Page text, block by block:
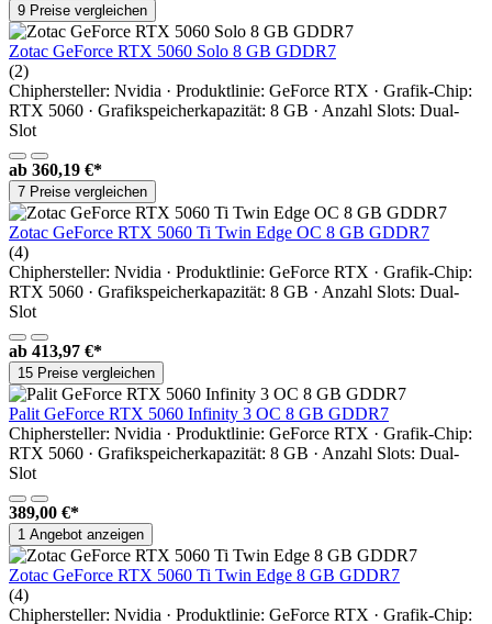
9 Preise vergleichen
Zotac GeForce RTX 5060 Solo 8 GB GDDR7
(2)
Chiphersteller: Nvidia · Produktlinie: GeForce RTX · Grafik-Chip:
RTX 5060 · Grafikspeicherkapazität: 8 GB · Anzahl Slots: Dual-
Slot
ab 360,19 €*
7 Preise vergleichen
Zotac GeForce RTX 5060 Ti Twin Edge OC 8 GB GDDR7
(4)
Chiphersteller: Nvidia · Produktlinie: GeForce RTX · Grafik-Chip:
RTX 5060 · Grafikspeicherkapazität: 8 GB · Anzahl Slots: Dual-
Slot
ab 413,97 €*
15 Preise vergleichen
Palit GeForce RTX 5060 Infinity 3 OC 8 GB GDDR7
Chiphersteller: Nvidia · Produktlinie: GeForce RTX · Grafik-Chip:
RTX 5060 · Grafikspeicherkapazität: 8 GB · Anzahl Slots: Dual-
Slot
389,00 €*
1 Angebot anzeigen
Zotac GeForce RTX 5060 Ti Twin Edge 8 GB GDDR7
(4)
Chiphersteller: Nvidia · Produktlinie: GeForce RTX · Grafik-Chip: